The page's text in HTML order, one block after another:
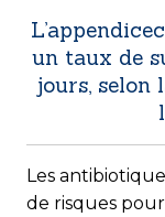
un taux de
jours, selon
Les
de risques